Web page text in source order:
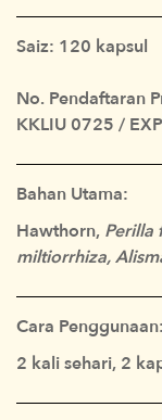
Saiz: 120 kapsul
No. Pendaftaran
KKLIU 0725 /
Bahan Utama:
Hawthorn, Perilla
miltiorrhiza,
Cara Penggunaan:
2 kali sehari, 2